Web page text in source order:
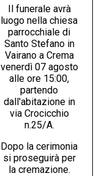
Il funerale avrà
luogo nella chiesa
parrocchiale di
Santo Stefano in
Vairano a Crema
venerdì 07 agosto
alle ore 15:00,
partendo
dall'abitazione in
via Crocicchio
n.25/A.
Dopo la cerimonia
si proseguirà per
la cremazione.